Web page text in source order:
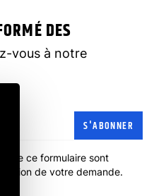
DES
vous à notre
S'ABONNER
de ce formulaire sont
de votre demande.